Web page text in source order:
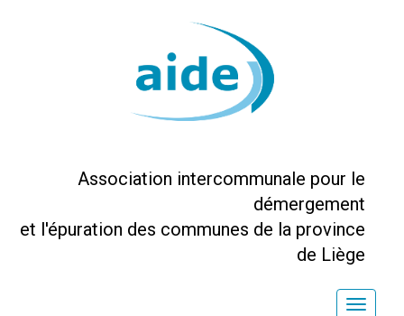
Association intercommunale pour le
démergement
et l'épuration des communes de la province
de Liège
Toggle